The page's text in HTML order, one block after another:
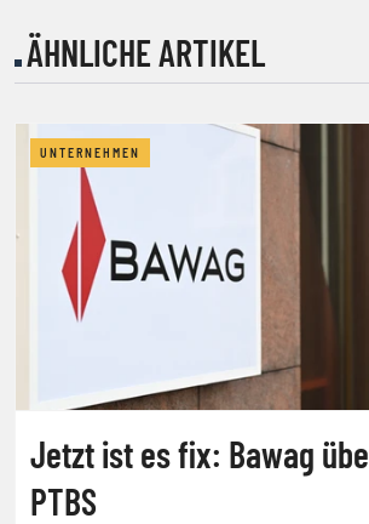
ÄHNLICHE ARTIKEL
UNTERNEHMEN
Jetzt ist es fix: Bawag
PTBS